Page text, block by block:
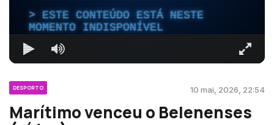
ESTE CONTEÚDO ESTÁ NESTE
MOMENTO INDISPONÍVEL
DESPORTO 10 mai, 2026, 22:54
Marítimo venceu o Belenenses